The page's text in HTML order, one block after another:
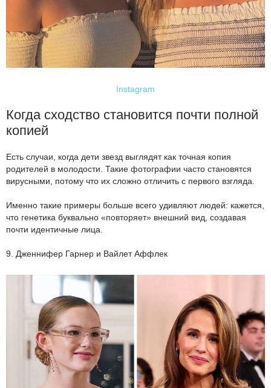
Instagram
Когда сходство становится почти полной
копией
Есть случаи, когда дети звезд выглядят как точная копия
родителей в молодости. Такие фотографии часто становятся
вирусными, потому что их сложно отличить с первого взгляда.
Именно такие примеры больше всего удивляют людей: кажется,
что генетика буквально «повторяет» внешний вид, создавая
почти идентичные лица.
9. Дженнифер Гарнер и Вайлет Аффлек